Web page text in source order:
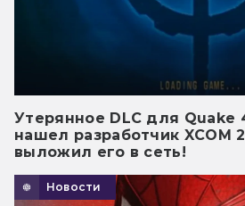
Утерянное DLC для Quake
нашел разработчик XCOM
выложил его в сеть!
Новости